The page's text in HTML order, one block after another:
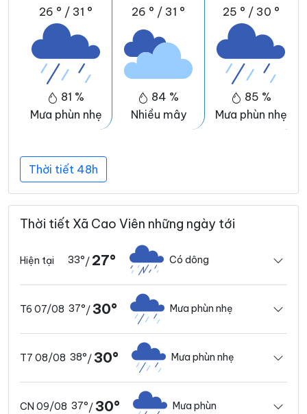
26 ° / 31 °
81 %
Mưa phùn nhẹ
26 ° / 31 °
84 %
Nhiều mây
25 ° / 30 °
85 %
Mưa phùn nhẹ
Thời tiết 48h
Thời tiết Xã Cao Viên những ngày tới
Hiện tại 33°/ 27° Có dông
T6 07/08 37°/30° Mưa phùn nhẹ
T7 08/08 38°/30° Mưa phùn nhẹ
CN 09/08 37°/30° Mưa phùn